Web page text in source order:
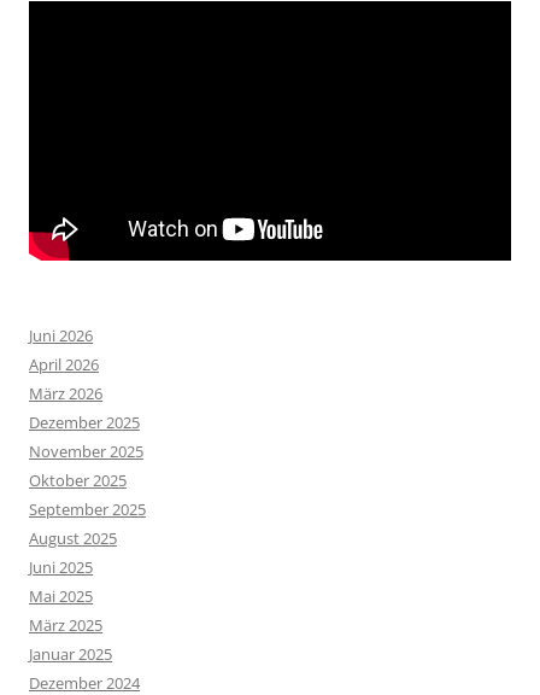
Juni 2026
April 2026
März 2026
Dezember 2025
November 2025
Oktober 2025
September 2025
August 2025
Juni 2025
Mai 2025
März 2025
Januar 2025
Dezember 2024